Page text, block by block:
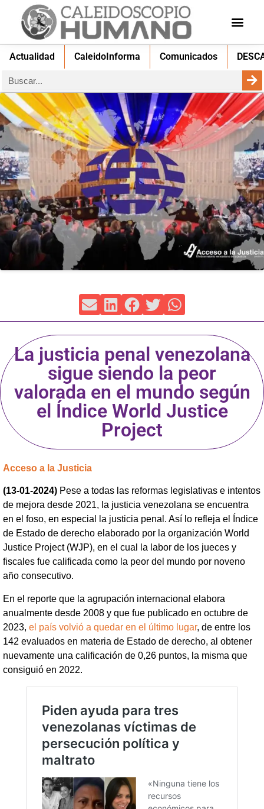
Actualidad CaleidoInforma Comunicados
La justicia penal venezolana
sigue siendo la peor
valorada en el mundo según
el Índice World Justice
Project
Acceso a la Justicia
(13-01-2024) Pese a todas las reformas legislativas e intentos
de mejora desde 2021, la justicia venezolana se encuentra
en el foso, en especial la justicia penal. Así lo refleja el Índice
de Estado de derecho elaborado por la organización World
Justice Project (WJP), en el cual la labor de los jueces y
fiscales fue calificada como la peor del mundo por noveno
año consecutivo.
En el reporte que la agrupación internacional elabora
anualmente desde 2008 y que fue publicado en octubre de
2023, el país volvió a quedar en el último lugar, de entre los
142 evaluados en materia de Estado de derecho, al obtener
nuevamente una calificación de 0,26 puntos, la misma que
consiguió en 2022.